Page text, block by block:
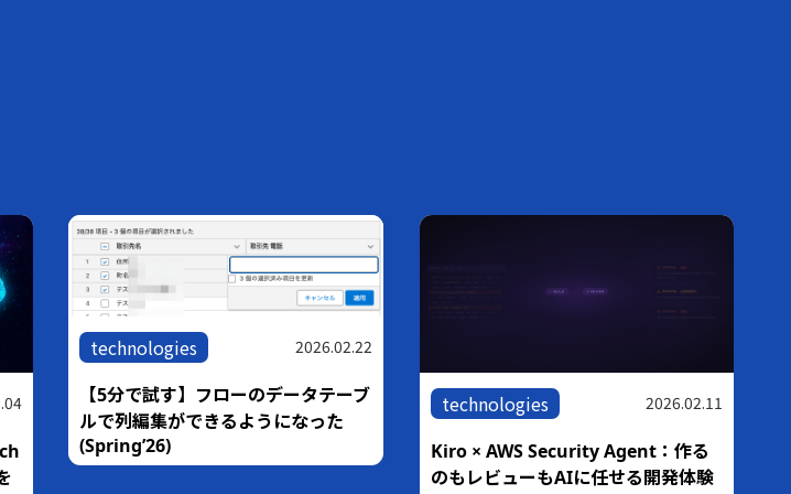
technologies 2026.02.22
【5分で試す】フローのデータテーブ
ルで列編集ができるようになった
(Spring’26)
technologies 2026.02.11
Kiro × AWS Security Agent：作る
のもレビューもAIに任せる開発体験